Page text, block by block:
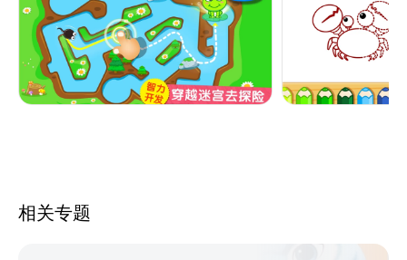
——【小蝌蚪历险记】来啦！
小蝌蚪出生了，它们却发现妈妈不见了，于是它们开启
了寻找妈妈的旅程。
一起来看看吧。
相关专题